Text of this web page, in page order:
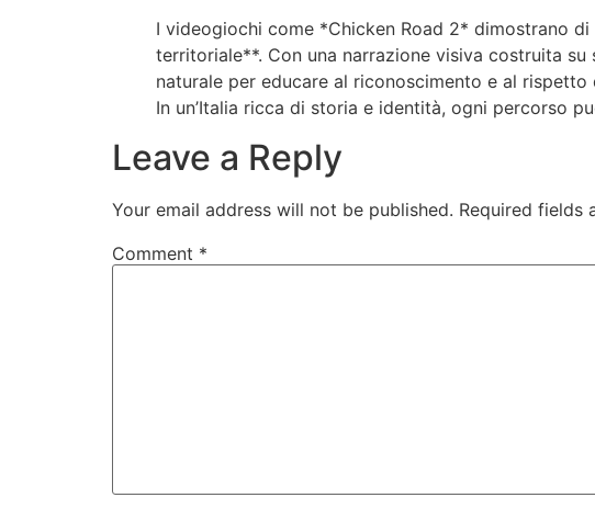
I videogiochi come *Chicken Road 2* dimostrano
territoriale**. Con una narrazione visiva costruita
naturale per educare al riconoscimento e al
In un’Italia ricca di storia e identità, ogni percorso
Leave a Reply
Your email address will not be published. Required fields
Comment *